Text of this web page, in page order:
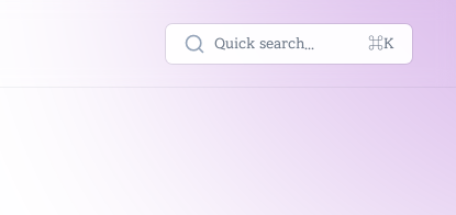
Quick search... ⌘K